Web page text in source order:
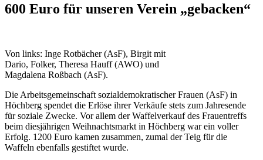
600 Euro für unseren Verein „gebacken“
Von links: Inge Rotbächer (AsF), Birgit mit
Dario, Folker, Theresa Hauff (AWO) und
Magdalena Roßbach (AsF).
Die Arbeitsgemeinschaft sozialdemokratischer Frauen (AsF) in
Höchberg spendet die Erlöse ihrer Verkäufe stets zum Jahresende
für soziale Zwecke. Vor allem der Waffelverkauf des Frauentreffs
beim diesjährigen Weihnachtsmarkt in Höchberg war ein voller
Erfolg. 1200 Euro kamen zusammen, zumal der Teig für die
Waffeln ebenfalls gestiftet wurde.